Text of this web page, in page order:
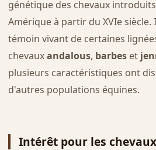
génétique des chevaux
Amérique à partir du XVIe
témoin vivant de certaines
chevauxandalous, barbeset
plusieurs caractéristiques ont
d'autres populations équines.
Intérêt pour les